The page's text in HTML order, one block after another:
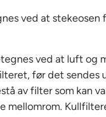
ved at stekeosen
ved at luft og
før det sendes
av filter som kan
mellomrom.